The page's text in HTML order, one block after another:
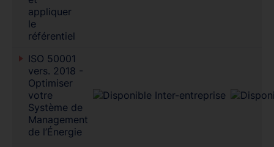
appliquer
le
référentiel
ISO 50001
vers. 2018 -
Optimiser
votre
Système de
Management
de l’Énergie